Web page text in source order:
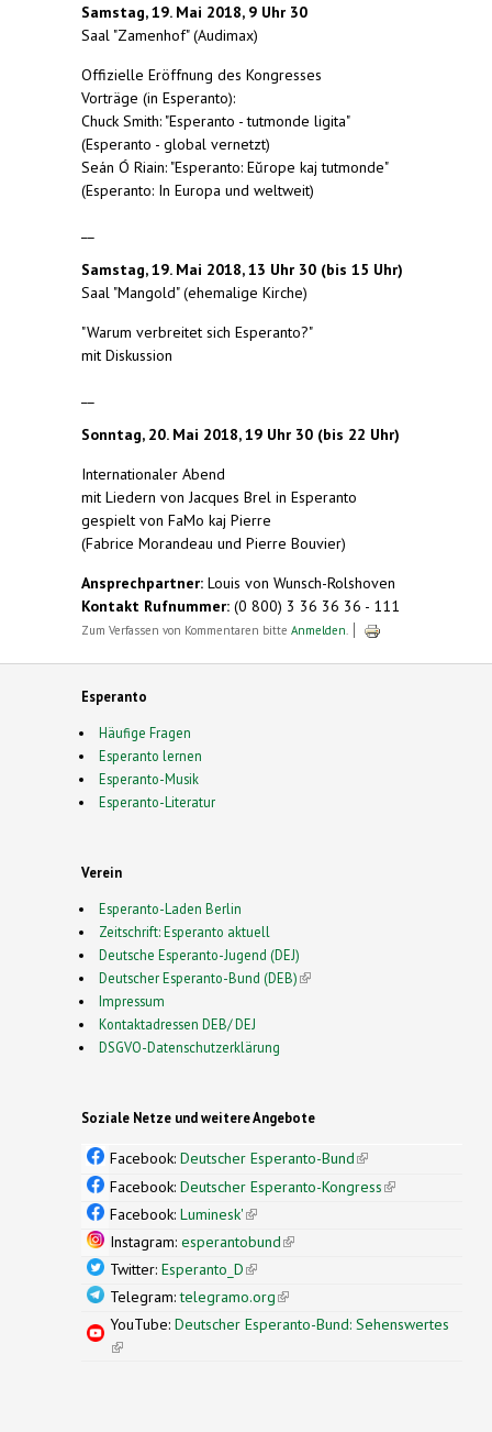
Samstag, 19. Mai 2018, 9 Uhr 30
Saal "Zamenhof" (Audimax)
Offizielle Eröffnung des Kongresses
Vorträge (in Esperanto):
Chuck Smith: "Esperanto - tutmonde ligita"
(Esperanto - global vernetzt)
Seán Ó Riain: "Esperanto: Eŭrope kaj tutmonde"
(Esperanto: In Europa und weltweit)
Samstag, 19. Mai 2018, 13 Uhr 30 (bis 15 Uhr)
Saal "Mangold" (ehemalige Kirche)
"Warum verbreitet sich Esperanto?"
mit Diskussion
Sonntag, 20. Mai 2018, 19 Uhr 30 (bis 22 Uhr)
Internationaler Abend
mit Liedern von Jacques Brel in Esperanto
gespielt von FaMo kaj Pierre
(Fabrice Morandeau und Pierre Bouvier)
Ansprechpartner: Louis von Wunsch-Rolshoven
Kontakt Rufnummer: (0 800) 3 36 36 36 - 111
Zum Verfassen von Kommentaren bitte Anmelden
Esperanto
Häufige Fragen
Esperanto lernen
Esperanto-Musik
Esperanto-Literatur
Verein
Esperanto-Laden Berlin
Zeitschrift: Esperanto aktuell
Deutsche Esperanto-Jugend (DEJ)
Deutscher Esperanto-Bund (DEB)(link is external)
Impressum
Kontaktadressen DEB/ DEJ
DSGVO-Datenschutzerklärung
Soziale Netze und weitere Angebote
Facebook: Deutscher Esperanto-Bund(link is
external)
Facebook: Deutscher Esperanto-Kongress(link is
Facebook: Luminesk'(link is external)
Instagram: esperantobund(link is external)
Twitter: Esperanto_D(link is external)
Telegram:telegramo.org(link is external)
YouTube: Deutscher Esperanto-Bund: Sehenswertes
(link is external)